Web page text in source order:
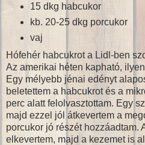
15 dkg habcukor
kb. 20-25 dkg porcukor
vaj
Hófehér habcukrot a Lidl-ben
Az amerikai héten kapható,
Egy mélyebb jénai edényt
beletettem a habcukrot és a
perc alatt felolvasztottam. Egy
majd ezzel jól átkevertem a
porcukor jó részét hozzáadtam.
elkevertem, majd a kezemet is